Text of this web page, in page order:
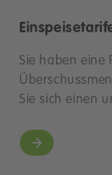
Sie haben eine
Sie sich einen